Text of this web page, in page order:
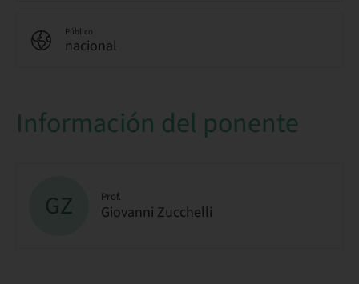
Público
nacional
Información del ponente
GZ Prof.
Giovanni Zucchelli